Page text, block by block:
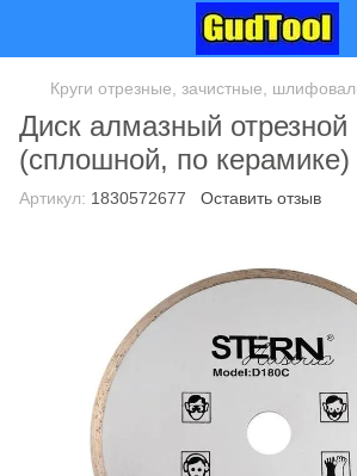
Круги отрезные, зачистные,
Диск алмазный
(сплошной, по керамике)
Артикул: 1830572677 Оставить отзыв